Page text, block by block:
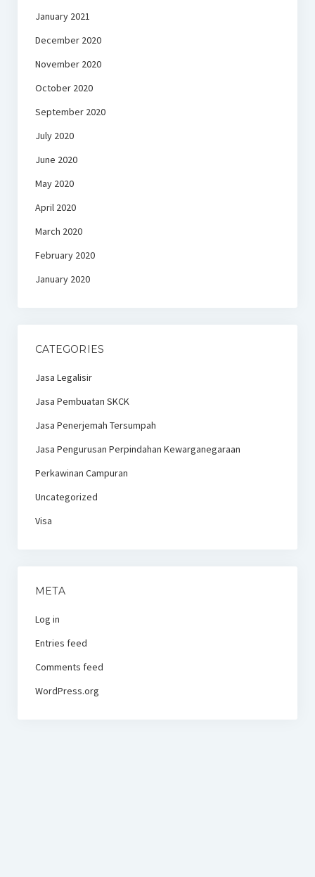
January 2021
December 2020
November 2020
October 2020
September 2020
July 2020
June 2020
May 2020
April 2020
March 2020
February 2020
January 2020
CATEGORIES
Jasa Legalisir
Jasa Pembuatan SKCK
Jasa Penerjemah Tersumpah
Jasa Pengurusan Perpindahan Kewarganegaraan
Perkawinan Campuran
Uncategorized
Visa
META
Log in
Entries feed
Comments feed
WordPress.org